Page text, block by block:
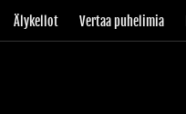
Älykellot Vertaa puhelimia